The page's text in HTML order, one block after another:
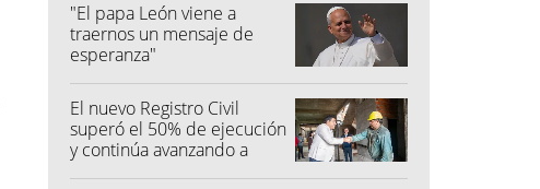
"El papa León viene a
traernos un mensaje de
esperanza"
El nuevo Registro Civil
superó el 50% de ejecución
y continúa avanzando a